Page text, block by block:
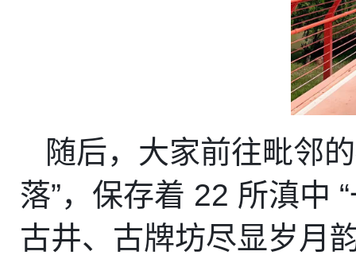
随后，大家前往毗邻
落”，保存着 22 所滇中 “
古井、古牌坊尽显岁月